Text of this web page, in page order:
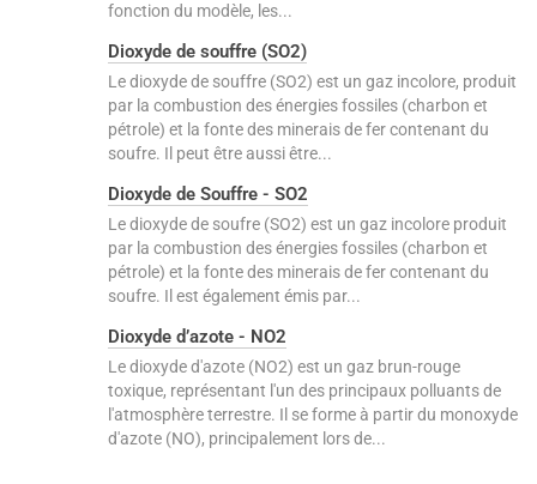
fonction du modèle, les...
Dioxyde de souffre (SO2)
Le dioxyde de souffre (SO2) est un gaz incolore, produit
par la combustion des énergies fossiles (charbon et
pétrole) et la fonte des minerais de fer contenant du
soufre. Il peut être aussi être...
Dioxyde de Souffre - SO2
Le dioxyde de soufre (SO2) est un gaz incolore produit
par la combustion des énergies fossiles (charbon et
pétrole) et la fonte des minerais de fer contenant du
soufre. Il est également émis par...
Dioxyde d’azote - NO2
Le dioxyde d'azote (NO2) est un gaz brun-rouge
toxique, représentant l'un des principaux polluants de
l'atmosphère terrestre. Il se forme à partir du monoxyde
d'azote (NO), principalement lors de...